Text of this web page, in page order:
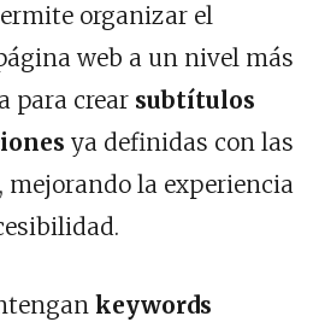
organizar el
web a un nivel más
para crear subtítulos
ya definidas con las
, mejorando la experiencia
keywords